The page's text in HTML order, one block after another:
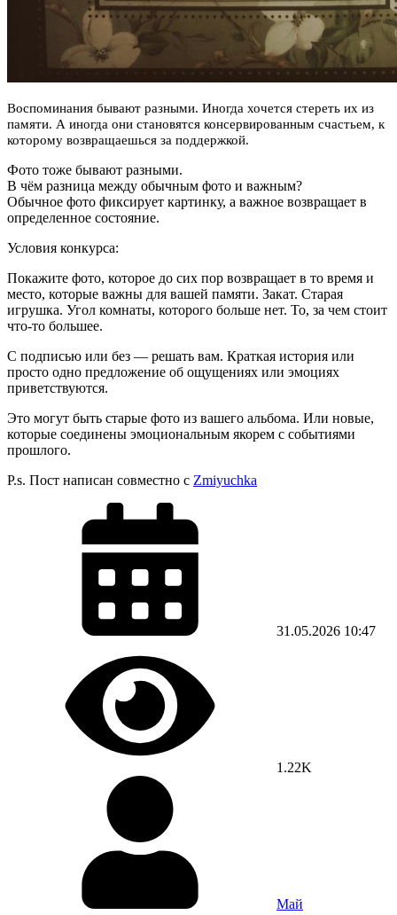
Воспоминания бывают разными. Иногда хочется стереть их из
памяти. А иногда они становятся консервированным счастьем, к
которому возвращаешься за поддержкой.
Фото тоже бывают разными.
В чём разница между обычным фото и важным?
Обычное фото фиксирует картинку, а важное возвращает в
определенное состояние.
Условия конкурса:
Покажите фото, которое до сих пор возвращает в то время и
место, которые важны для вашей памяти. Закат. Старая
игрушка. Угол комнаты, которого больше нет. То, за чем стоит
что-то большее.
С подписью или без — решать вам. Краткая история или
просто одно предложение об ощущениях или эмоциях
приветствуются.
Это могут быть старые фото из вашего альбома. Или новые,
которые соединены эмоциональным якорем с событиями
прошлого.
P.s. Пост написан совместно с Zmiyuchka
31.05.2026 10:47
1.22K
Mай